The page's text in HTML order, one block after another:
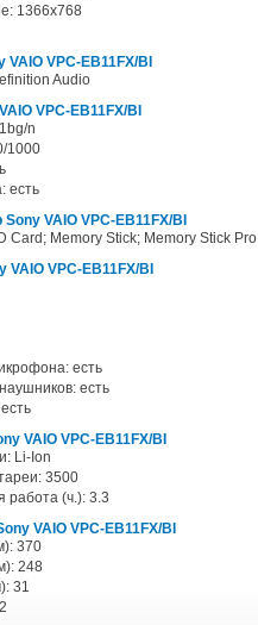
1366x768
VPC-EB11FX/BI
Audio
VPC-EB11FX/BI
n
1000
есть
Sony VAIO VPC-EB11FX/BI
Card; Memory Stick; Memory Stick Pro
VAIO VPC-EB11FX/BI
есть
есть
VAIO VPC-EB11FX/BI
Li-Ion
3500
работа (ч.): 3.3
VAIO VPC-EB11FX/BI
370
248
31